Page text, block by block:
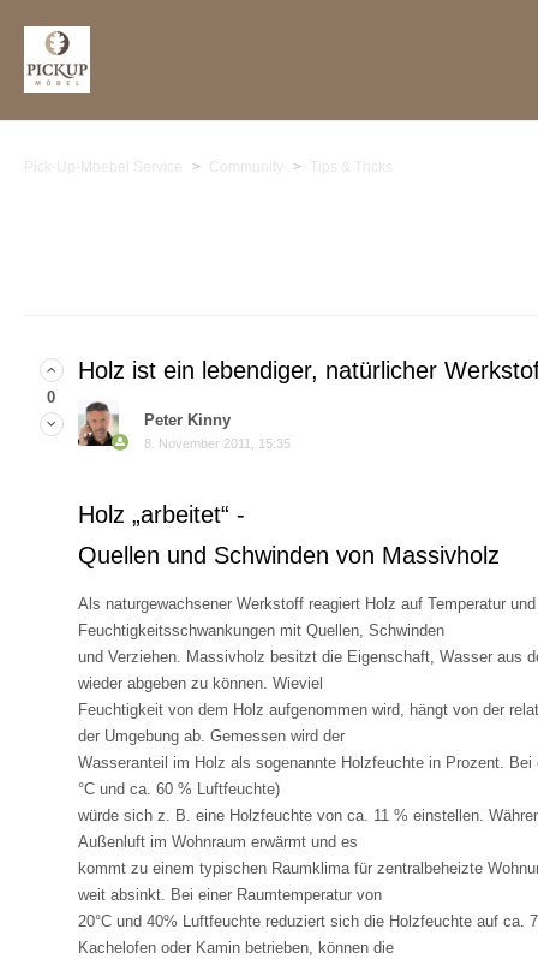
Pick-Up-Moebel Service Community Tips & Tricks
0
Holz ist ein lebendiger, natürlicher
Peter Kinny
8. November 2011, 15:35
Holz „arbeitet“ -
Quellen und Schwinden von Massivholz
Als naturgewachsener Werkstoff reagiert Holz auf Temperatur
Feuchtigkeitsschwankungen mit Quellen, Schwinden
und Verziehen. Massivholz besitzt die Eigenschaft, Wasser aus
wieder abgeben zu können. Wieviel
Feuchtigkeit von dem Holz aufgenommen wird, hängt von der
der Umgebung ab. Gemessen wird der
Wasseranteil im Holz als sogenannte Holzfeuchte in Prozent.
°C und ca. 60 % Luftfeuchte)
würde sich z. B. eine Holzfeuchte von ca. 11 % einstellen.
Außenluft im Wohnraum erwärmt und es
kommt zu einem typischen Raumklima für zentralbeheizte
weit absinkt. Bei einer Raumtemperatur von
20°C und 40% Luftfeuchte reduziert sich die Holzfeuchte auf ca.
Kachelofen oder Kamin betrieben, können die